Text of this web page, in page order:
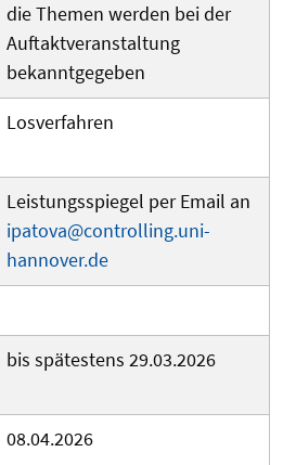
die Themen werden bei der
Auftaktveranstaltung
bekanntgegeben
Losverfahren
Leistungsspiegel per Email an
ipatova@controlling.uni-
hannover.de
bis spätestens 29.03.2026
08.04.2026